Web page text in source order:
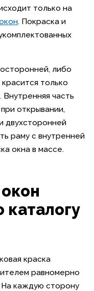
только на
. Покраска и
либо
только
часть
открывании,
двухсторонней
раму с внутренней
окна в массе.
краска
равномерно
На каждую сторону